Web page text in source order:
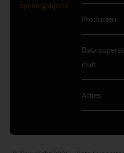
openingstijden
Producten
Bata
club
Acties